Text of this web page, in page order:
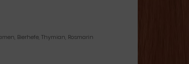
Bierhefe, Thymian, Rosmarin